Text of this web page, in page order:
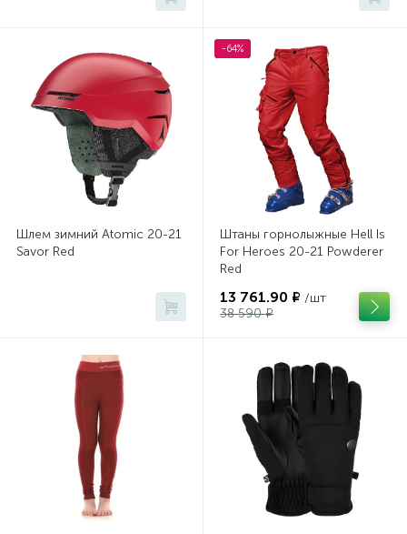
Шлем зимний Atomic 20-21
Savor Red
-64%
Штаны горнолыжные Hell Is
For Heroes 20-21 Powderer
Red
13 761.90 ₽ /шт
38 590 ₽